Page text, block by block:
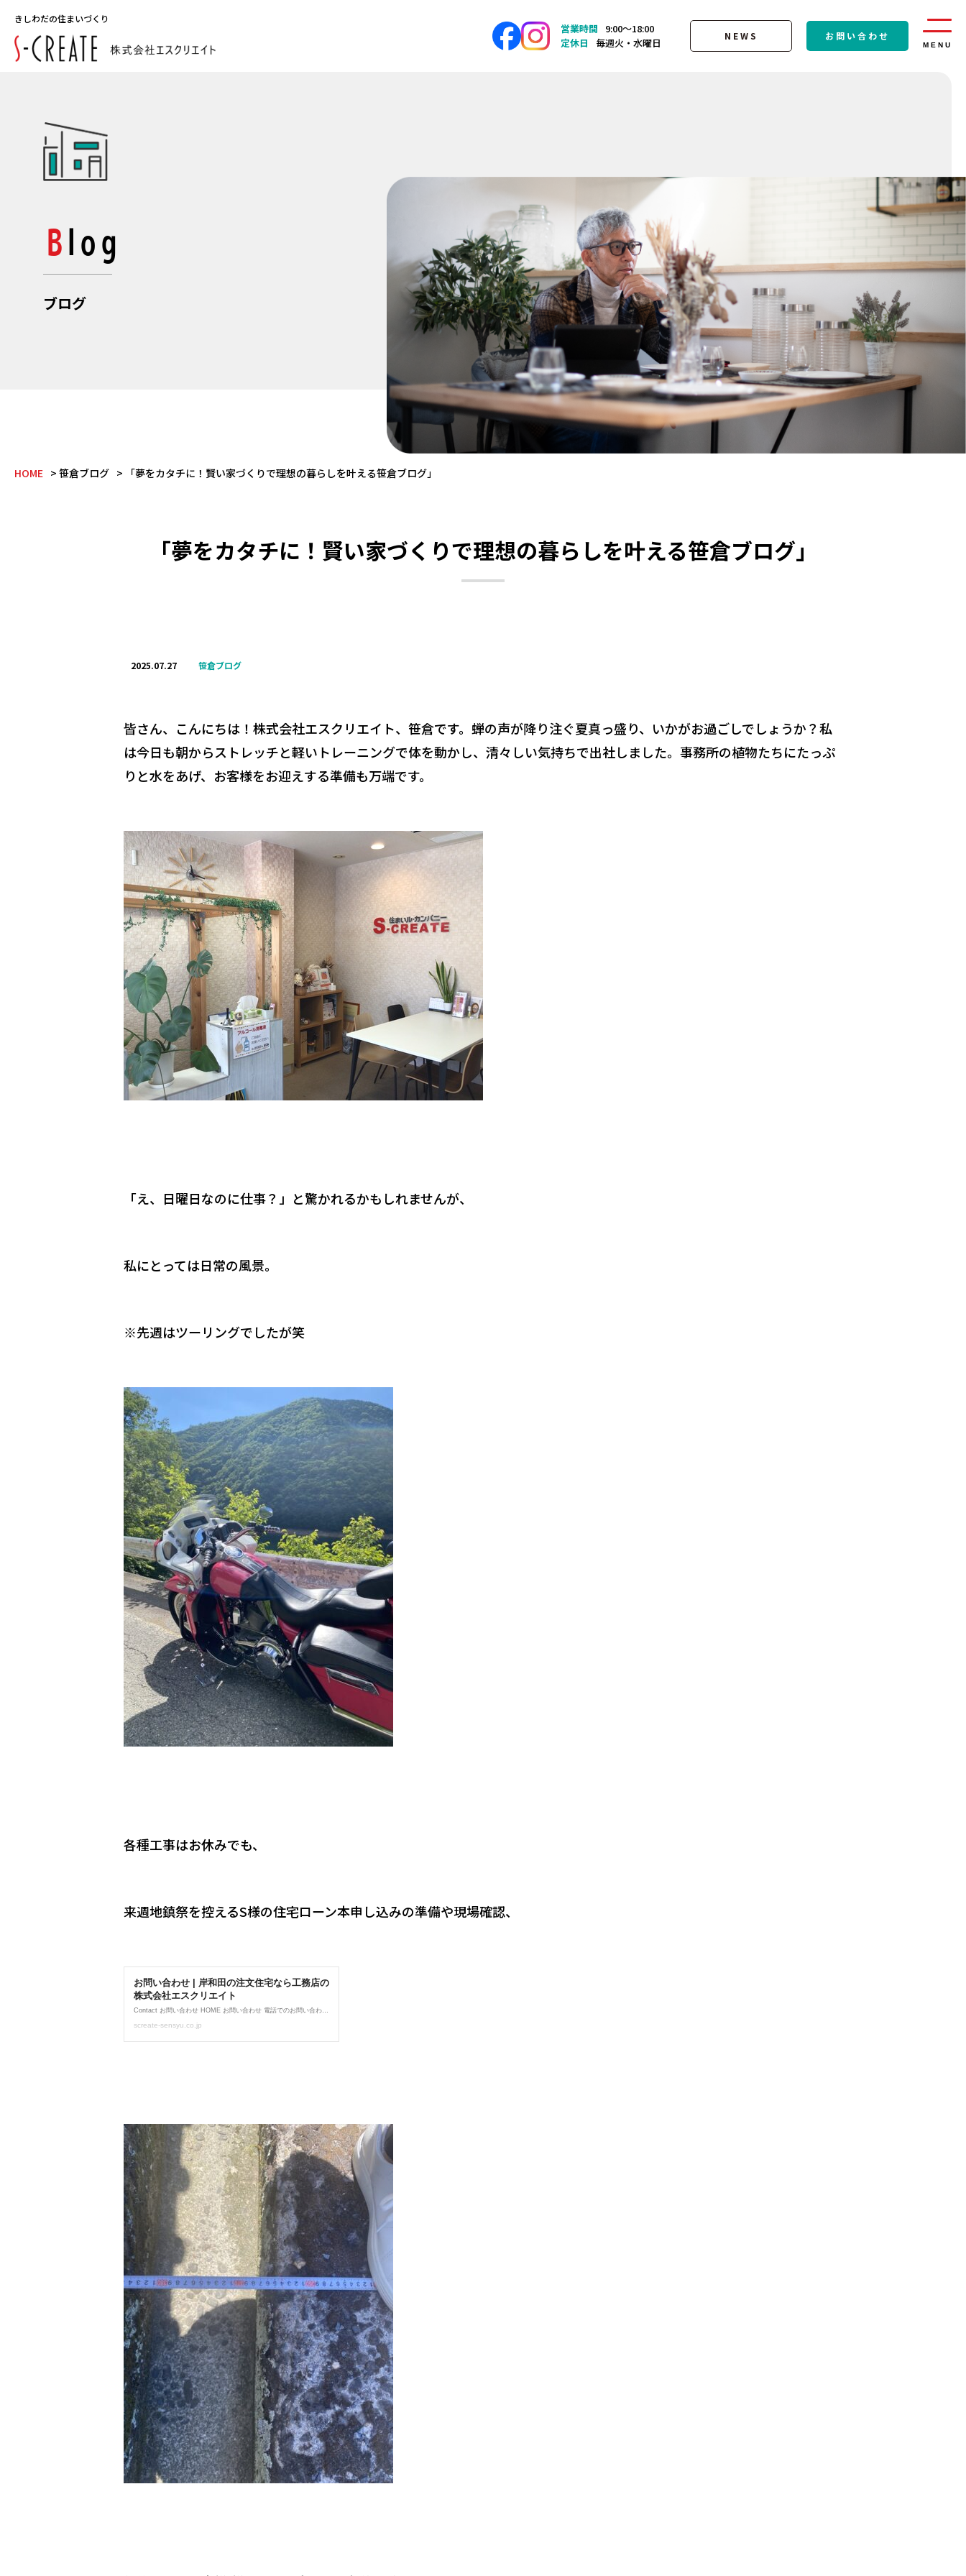
きしわだの住まいづくり
営業時間
9:00〜18:00
定休日
毎週火・水曜日
NEWS お問い合わせ
MENU
Blog
ブログ
HOME 笹倉ブログ 「夢をカタチに！賢い家づくりで理想の暮らしを叶える笹倉ブログ」
「夢をカタチに！賢い家づくりで理想の暮らしを叶える笹倉ブログ」
2025.07.27 笹倉ブログ
皆さん、こんにちは！株式会社エスクリエイト、笹倉です。蝉の声が降り注ぐ夏真っ盛り、いかがお過ごしでしょうか？私
は今日も朝からストレッチと軽いトレーニングで体を動かし、清々しい気持ちで出社しました。事務所の植物たちにたっぷ
りと水をあげ、お客様をお迎えする準備も万端です。
「え、日曜日なのに仕事？」と驚かれるかもしれませんが、
私にとっては日常の風景。
※先週はツーリングでしたが笑
各種工事はお休みでも、
来週地鎮祭を控えるS様の住宅ローン本申し込みの準備や現場確認、